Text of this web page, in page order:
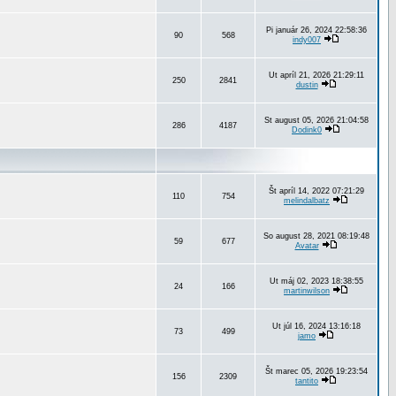
90 568
Pi január 26, 2024 22:58:36
indy007
250 2841
Ut apríl 21, 2026 21:29:11
dustin
286 4187
St august 05, 2026 21:04:58
Dodink0
110 754
Št apríl 14, 2022 07:21:29
melindalbatz
59 677
So august 28, 2021 08:19:48
Avatar
24 166
Ut máj 02, 2023 18:38:55
martinwilson
73 499
Ut júl 16, 2024 13:16:18
jamo
156 2309
Št marec 05, 2026 19:23:54
tantito